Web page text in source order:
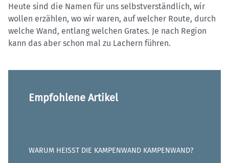
Heute sind die Namen für uns selbstverständlich, wir
wollen erzählen, wo wir waren, auf welcher Route, durch
welche Wand, entlang welchen Grates. Je nach Region
kann das aber schon mal zu Lachern führen.
Empfohlene Artikel
WARUM HEISST DIE KAMPENWAND KAMPENWAND?